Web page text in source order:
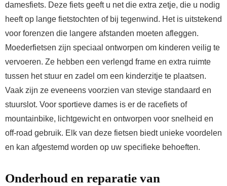
damesfiets. Deze fiets geeft u net die extra zetje, die u nodig
heeft op lange fietstochten of bij tegenwind. Het is uitstekend
voor forenzen die langere afstanden moeten afleggen.
Moederfietsen zijn speciaal ontworpen om kinderen veilig te
vervoeren. Ze hebben een verlengd frame en extra ruimte
tussen het stuur en zadel om een kinderzitje te plaatsen.
Vaak zijn ze eveneens voorzien van stevige standaard en
stuurslot. Voor sportieve dames is er de racefiets of
mountainbike, lichtgewicht en ontworpen voor snelheid en
off-road gebruik. Elk van deze fietsen biedt unieke voordelen
en kan afgestemd worden op uw specifieke behoeften.
Onderhoud en reparatie van